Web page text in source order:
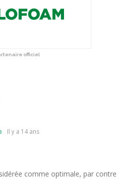
officiel
il y a 14 ans
comme optimale, par contre